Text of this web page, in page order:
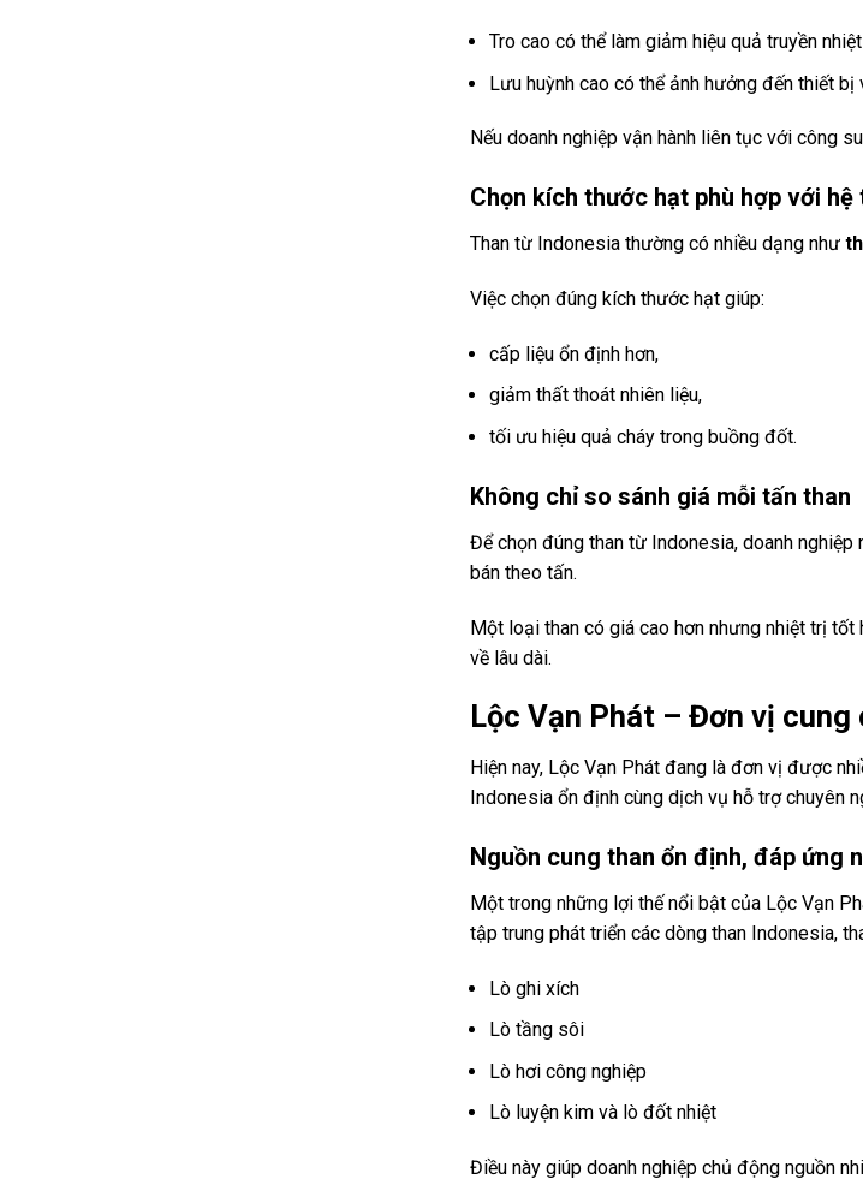
Tro cao có thể làm giảm hiệu quả truyền
Lưu huỳnh cao có thể ảnh hưởng đến thiết bị
Nếu doanh nghiệp vận hành liên tục với công
Chọn kích thước hạt phù hợp với hệ
Than từ Indonesia thường có nhiều dạng như
Việc chọn đúng kích thước hạt giúp:
cấp liệu ổn định hơn,
giảm thất thoát nhiên liệu,
tối ưu hiệu quả cháy trong buồng đốt.
Không chỉ so sánh giá mỗi tấn than
Để chọn đúng than từ Indonesia, doanh nghiệp
bán theo tấn.
Một loại than có giá cao hơn nhưng nhiệt trị
về lâu dài.
Lộc Vạn Phát – Đơn vị cung
Hiện nay, Lộc Vạn Phát đang là đơn vị được
Indonesia ổn định cùng dịch vụ hỗ trợ chuyên
Nguồn cung than ổn định, đáp ứng
Một trong những lợi thế nổi bật của Lộc Vạn
tập trung phát triển các dòng than Indonesia,
Lò ghi xích
Lò tầng sôi
Lò hơi công nghiệp
Lò luyện kim và lò đốt nhiệt
Điều này giúp doanh nghiệp chủ động nguồn